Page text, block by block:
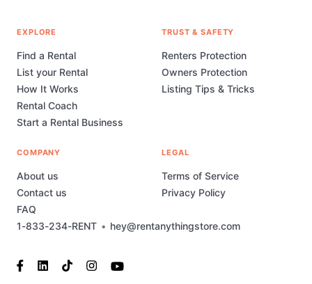
1-833-234-RENT • hey@rentanythingstore.com
EXPLORE
Find a Rental
List your Rental
How It Works
Rental Coach
Start a Rental Business
TRUST & SAFETY
Renters Protection
Owners Protection
Listing Tips & Tricks
COMPANY
About us
Contact us
FAQ
LEGAL
Terms of Service
Privacy Policy